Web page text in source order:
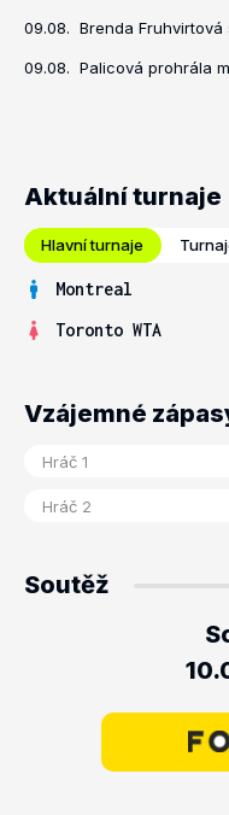
09.08. Brenda
09.08. Palicová prohrála
Aktuální turnaje
Hlavní turnaje
Montreal
Toronto WTA
Vzájemné
Soutěž